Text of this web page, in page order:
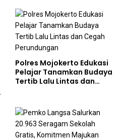
Polres Mojokerto Edukasi
Pelajar Tanamkan Budaya
Tertib Lalu Lintas dan